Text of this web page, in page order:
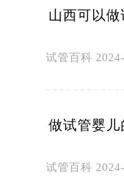
山西可以
试管百科
做试管婴
试管百科